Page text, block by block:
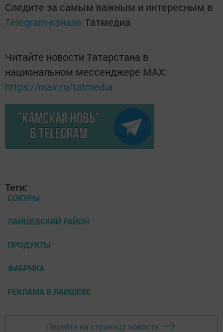
Следите за самым важным и интересным в
Telegram-канале Татмедиа
Читайте новости Татарстана в
национальном мессенджере MАХ:
https://max.ru/tatmedia
Теги:
СОКУРЫ
ЛАИШЕВСКИЙ РАЙОН
ПРОДУКТЫ
ФАБРИКА
РЕКЛАМА В ЛАИШЕВЕ
Перейти на страницу новости